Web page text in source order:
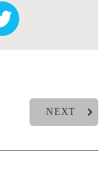
NEXT